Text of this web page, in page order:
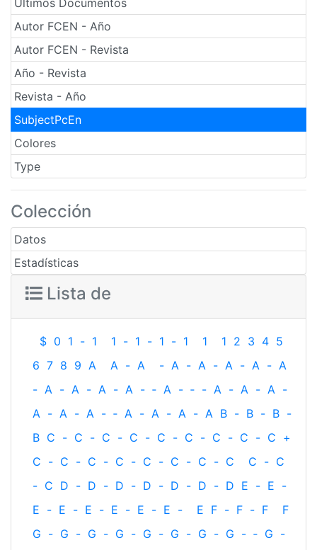
Últimos Documentos
Autor FCEN - Año
Autor FCEN - Revista
Año - Revista
Revista - Año
SubjectPcEn
Colores
Type
Colección
Datos
Estadísticas
Lista de
$ 0 1 - 1 1 - 1 - 1 - 1 1 1 2 3 4 5
6 7 8 9 A A - A - A - A - A - A - A
- A - A - A - A - ‐ A - ‐ - A - A - A -
A - A - A - ‐ A - A - A - A B - B - B -
B C - C - C - C - C - C - C - C - C +
C - C - C - C - C - C - C - C C - C
- C D - D - D - D - D - D - D E - E -
E - E - E - E - E - E - E F - F - F
F
G - G - G - G - G - G - G - G - ‐ G -